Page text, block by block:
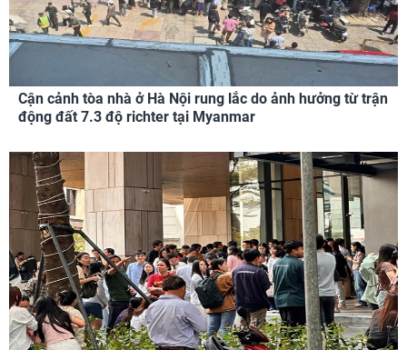
Cận cảnh tòa nhà ở Hà Nội rung lắc do ảnh hưởng từ trận
động đất 7.3 độ richter tại Myanmar